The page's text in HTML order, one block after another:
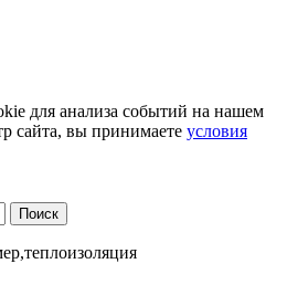
для анализа событий на нашем
сайта, вы принимаете условия
теплоизоляция